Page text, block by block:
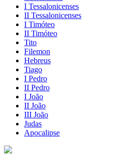
I Tessalonicenses
II Tessalonicenses
I Timóteo
II Timóteo
Tito
Filemon
Hebreus
Tiago
I Pedro
II Pedro
I João
II João
III João
Judas
Apocalipse